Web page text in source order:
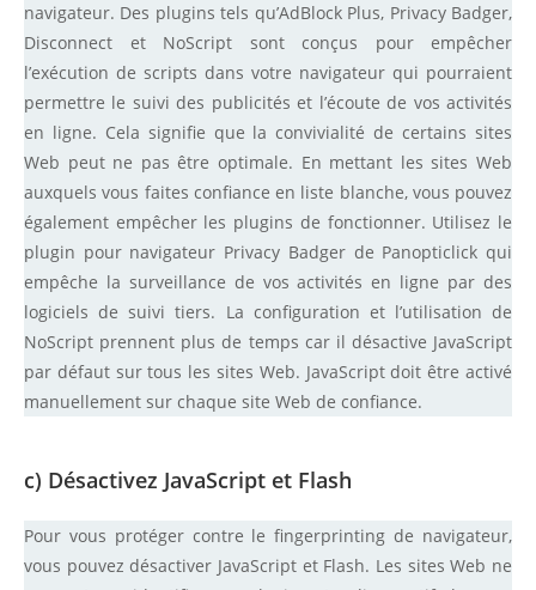
navigateur. Des plugins tels qu’AdBlock Plus, Privacy Badger,
Disconnect et NoScript sont conçus pour empêcher
l’exécution de scripts dans votre navigateur qui pourraient
permettre le suivi des publicités et l’écoute de vos activités
en ligne. Cela signifie que la convivialité de certains sites
Web peut ne pas être optimale. En mettant les sites Web
auxquels vous faites confiance en liste blanche, vous pouvez
également empêcher les plugins de fonctionner. Utilisez le
plugin pour navigateur Privacy Badger de Panopticlick qui
empêche la surveillance de vos activités en ligne par des
logiciels de suivi tiers. La configuration et l’utilisation de
NoScript prennent plus de temps car il désactive JavaScript
par défaut sur tous les sites Web. JavaScript doit être activé
manuellement sur chaque site Web de confiance.
c) Désactivez JavaScript et Flash
Pour vous protéger contre le fingerprinting de navigateur,
vous pouvez désactiver JavaScript et Flash. Les sites Web ne